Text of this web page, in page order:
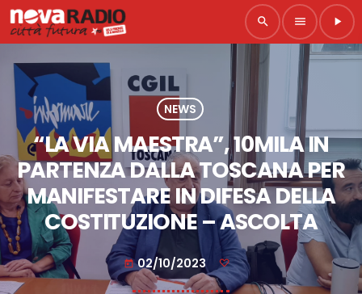
search menu play_arrow
NEWS
“LA VIA MAESTRA”, 10MILA IN
PARTENZA DALLA TOSCANA PER
MANIFESTARE IN DIFESA DELLA
COSTITUZIONE – ASCOLTA
today 02/10/2023